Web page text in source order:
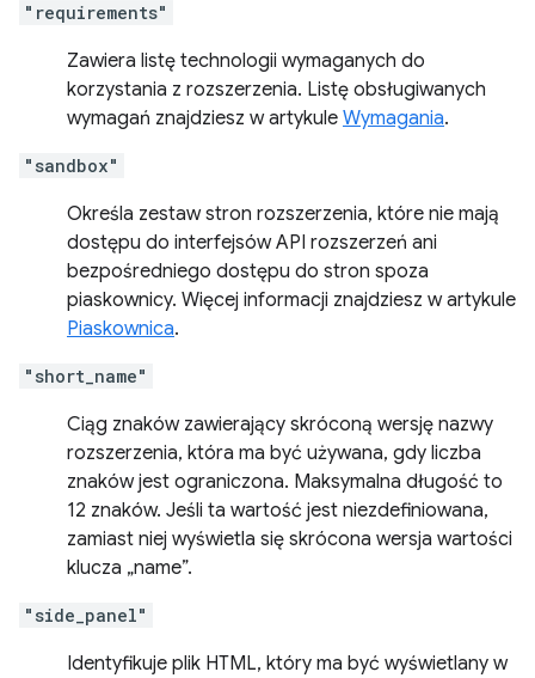
"requirements"
Zawiera listę technologii wymaganych do
korzystania z rozszerzenia. Listę obsługiwanych
wymagań znajdziesz w artykule Wymagania.
"sandbox"
Określa zestaw stron rozszerzenia, które nie mają
dostępu do interfejsów API rozszerzeń ani
bezpośredniego dostępu do stron spoza
piaskownicy. Więcej informacji znajdziesz w artykule
Piaskownica.
"short_name"
Ciąg znaków zawierający skróconą wersję nazwy
rozszerzenia, która ma być używana, gdy liczba
znaków jest ograniczona. Maksymalna długość to
12 znaków. Jeśli ta wartość jest niezdefiniowana,
zamiast niej wyświetla się skrócona wersja wartości
klucza „name”.
"side_panel"
Identyfikuje plik HTML, który ma być wyświetlany w